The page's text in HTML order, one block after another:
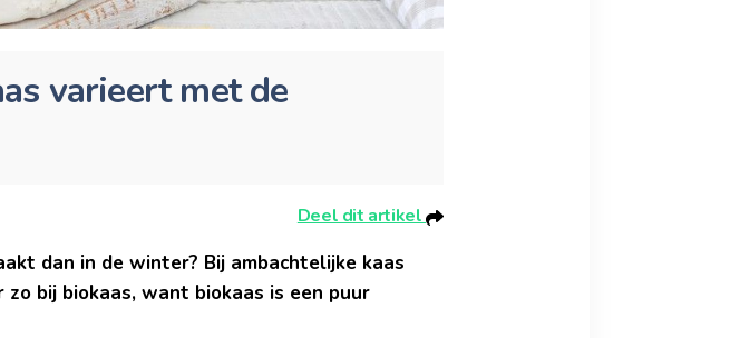
varieert met de
Deel dit artikel
dan in de winter? Bij ambachtelijke kaas
bij biokaas, want biokaas is een puur